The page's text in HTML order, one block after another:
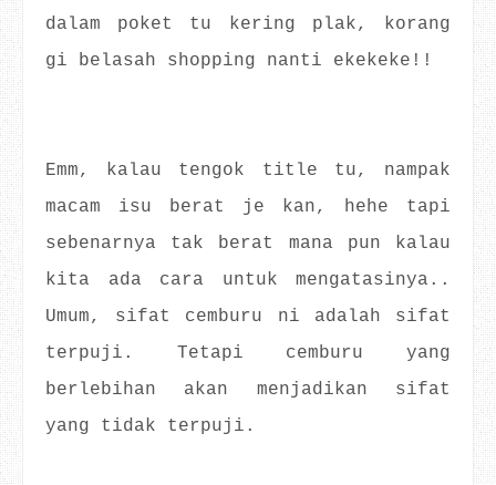
dalam poket tu kering plak, korang
gi belasah shopping nanti ekekeke!!
Emm, kalau tengok title tu, nampak
macam isu berat je kan, hehe tapi
sebenarnya tak berat mana pun kalau
kita ada cara untuk mengatasinya..
Umum, sifat cemburu ni adalah sifat
terpuji. Tetapi cemburu yang
berlebihan akan menjadikan sifat
yang tidak terpuji.